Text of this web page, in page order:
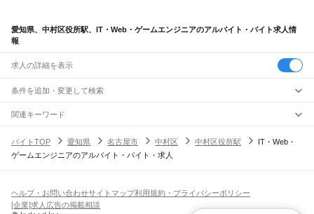
愛知県、中村区役所駅、IT・Web・ゲームエンジニアのアルバイト・バイト求人情
報
求人の詳細を表示
条件を追加・変更して検索
市区町村を追加・変更
愛知県すべて
名古屋市すべて
豊橋市岡崎市一宮市瀬戸市半田市春日井市豊川市津島市碧南市刈谷市
安城市西尾市蒲郡市 小牧市稲沢市新城市東海市大府市
駅を追加・変更
JR飯田線(豊橋～天竜峡)
飲食・フードサービスすべて
ホールスタッフキッチンスタッフ
人気
雇用形態を追加・変更
関連キーワード
バイトTOP
愛知県 名古屋市 中村区 中村区役所駅
IT・Web・
ゲームエンジニアのアルバイト・バイト・求人
ヘルプ・お問い合わせサイトマップ利用規約・プライバシーポリシー
[企業]求人広告の掲載相談